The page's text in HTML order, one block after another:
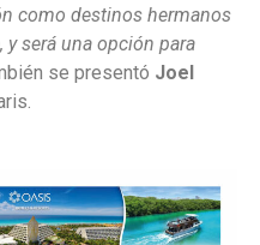
como destinos hermanos
será una opción para
se presentó Joel